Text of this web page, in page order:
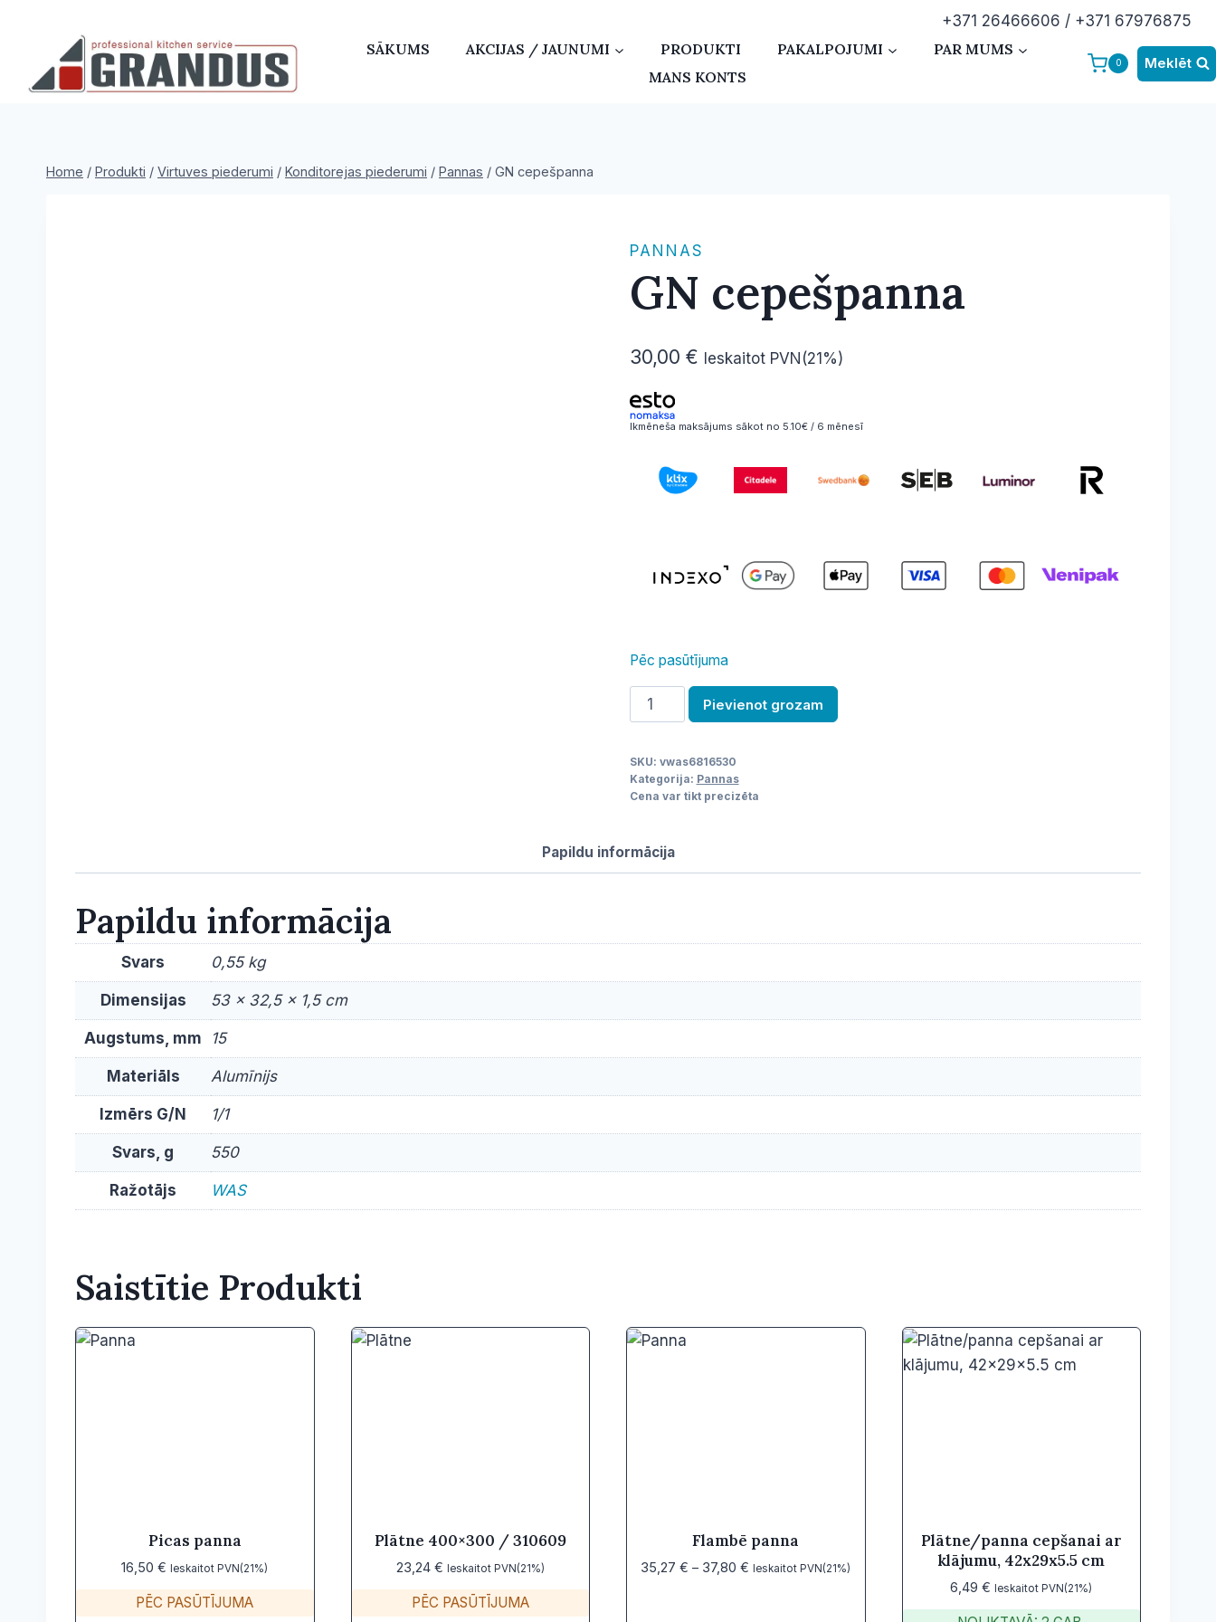
+371 26466606 / +371 67976875
SĀKUMS
AKCIJAS / JAUNUMI PRODUKTI PAKALPOJUMI
PAR MUMS
MANS KONTS
0 Meklēt
Home / Produkti / Virtuves piederumi / Konditorejas piederumi / Pannas / GN cepešpanna
PANNAS
GN cepešpanna
30,00 € Ieskaitot PVN(21%)
Ikmēneša maksājums sākot no 5.10€ / 6 mēnesī
Pēc pasūtījuma
GN
cepešpanna
Pievienot grozam
SKU: vwas6816530
Kategorija: Pannas
Cena var tikt precizēta
Papildu informācija
Papildu informācija
Svars 0,55 kg
Dimensijas 53 × 32,5 × 1,5 cm
Augstums, mm 15
Materiāls Alumīnijs
Izmērs G/N 1/1
Svars, g 550
Ražotājs WAS
Saistītie Produkti
Picas panna
16,50€ Ieskaitot PVN(21%)
PĒC PASŪTĪJUMA
Plātne 400×300 / 310609
23,24 € Ieskaitot PVN(21%)
PĒC PASŪTĪJUMA
Flambē panna
35,27€ – 37,80€ Price
Ieskaitot PVN(21%)
Plātne/panna cepšanai ar
klājumu, 42x29x5.5 cm
6,49€ Ieskaitot PVN(21%)